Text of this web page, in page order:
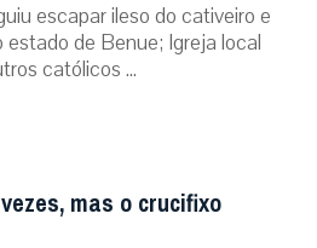
escapar ileso do cativeiro e
de Benue; Igreja local
católicos ...
mas o crucifixo